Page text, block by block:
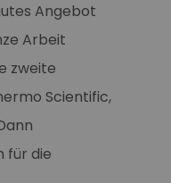
Angebot
Arbeit
zweite
Scientific,
für die